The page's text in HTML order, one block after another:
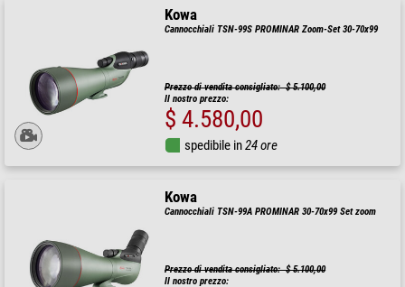
Kowa
Cannocchiali TSN-99S PROMINAR Zoom-Set 30-70x99
Prezzo di vendita consigliato: $ 5.100,00
Il nostro prezzo:
$ 4.580,00
spedibile in24 ore
Kowa
Cannocchiali TSN-99A PROMINAR 30-70x99 Set zoom
Prezzo di vendita consigliato: $ 5.100,00
Il nostro prezzo: